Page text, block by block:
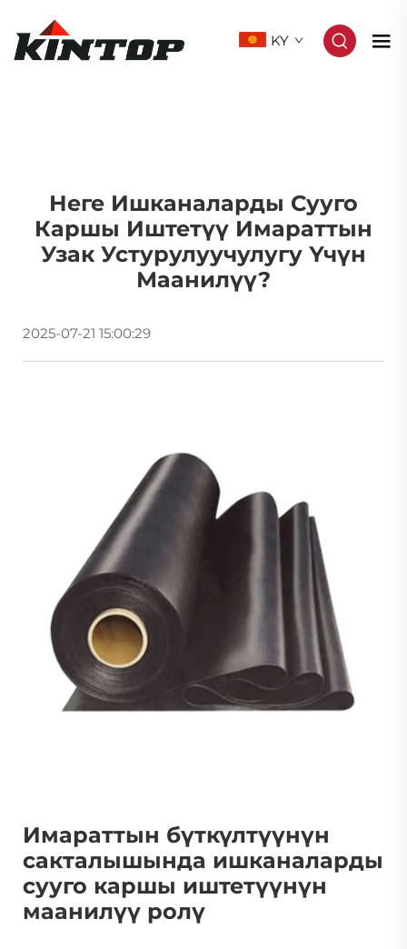
KY
Неге Ишканаларды Сууго
Каршы Иштетүү Имараттын
Узак Устурулуучулугу Үчүн
Маанилүү?
2025-07-21 15:00:29
Имараттын бүткүлтүүнүн
сакталышында ишканаларды
сууго каршы иштетүүнүн
маанилүү ролү